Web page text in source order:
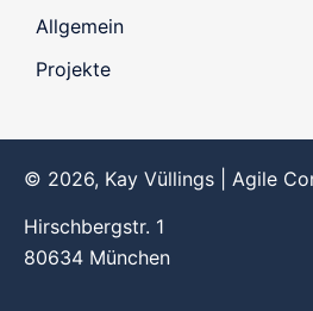
Allgemein
Projekte
© 2026, Kay Vüllings | Agile
Hirschbergstr. 1
80634 München